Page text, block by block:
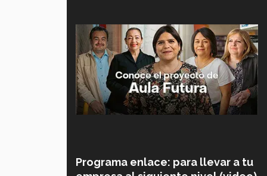
Programa enlace: para llevar a tu